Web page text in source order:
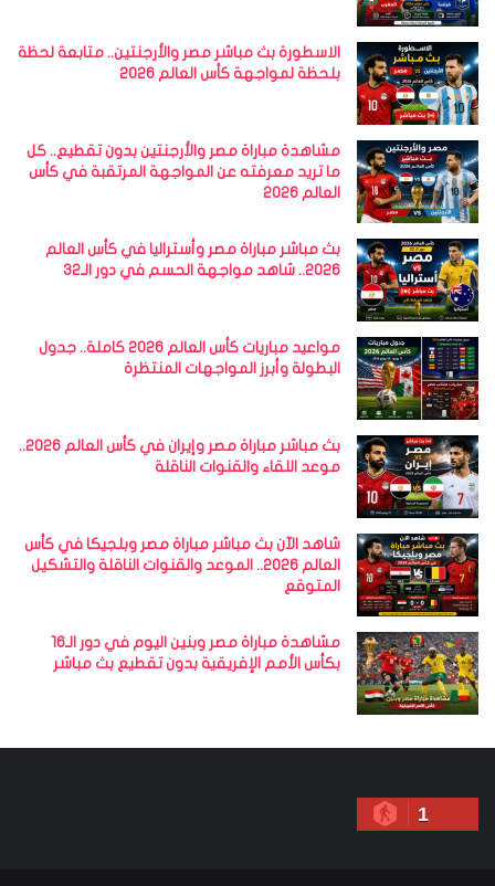
الاسطورة بث مباشر مصر والأرجنتين.. متابعة لحظة
بلحظة لمواجهة كأس العالم 2026
مشاهدة مباراة مصر والأرجنتين بدون تقطيع.. كل
ما تريد معرفته عن المواجهة المرتقبة في كأس
العالم 2026
بث مباشر مباراة مصر وأستراليا في كأس العالم
2026.. شاهد مواجهة الحسم في دور الـ32
مواعيد مباريات كأس العالم 2026 كاملة.. جدول
البطولة وأبرز المواجهات المنتظرة
بث مباشر مباراة مصر وإيران في كأس العالم 2026..
موعد اللقاء والقنوات الناقلة
شاهد الآن بث مباشر مباراة مصر وبلجيكا في كأس
العالم 2026.. الموعد والقنوات الناقلة والتشكيل
المتوقع
مشاهدة مباراة مصر وبنين اليوم في دور الـ16
بكأس الأمم الإفريقية بدون تقطيع بث مباشر
1